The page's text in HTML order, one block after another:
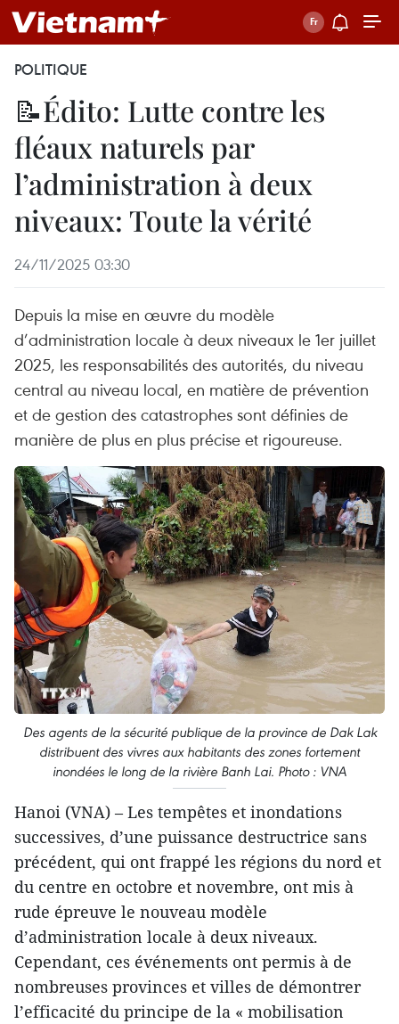
POLITIQUE
📝Édito: Lutte contre les
fléaux naturels par
l’administration à deux
niveaux: Toute la vérité
24/11/2025 03:30
Depuis la mise en œuvre du modèle
d’administration locale à deux niveaux le 1er juillet
2025, les responsabilités des autorités, du niveau
central au niveau local, en matière de prévention
et de gestion des catastrophes sont définies de
manière de plus en plus précise et rigoureuse.
Des agents de la sécurité publique de la province de Dak Lak
distribuent des vivres aux habitants des zones fortement
inondées le long de la rivière Banh Lai. Photo : VNA
Hanoi (VNA) – Les tempêtes et inondations
successives, d’une puissance destructrice sans
précédent, qui ont frappé les régions du nord et
du centre en octobre et novembre, ont mis à
rude épreuve le nouveau modèle
d’administration locale à deux niveaux.
Cependant, ces événements ont permis à de
nombreuses provinces et villes de démontrer
l’efficacité du principe de la « mobilisation